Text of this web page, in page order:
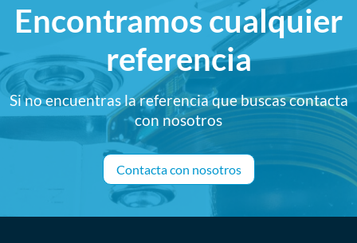
Encontramos cualquier
referencia
Si no encuentras la referencia que buscas contacta
con nosotros
Contacta con nosotros